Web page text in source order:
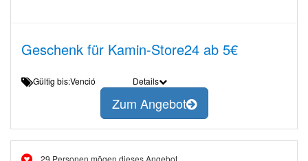
Geschenk für Kamin-Store24 ab 5€
Gültig bis:Venció Details
Zum Angebot
29 Personen mögen dieses Angebot